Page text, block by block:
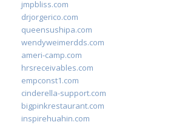
jmpbliss.com
drjorgerico.com
queensushipa.com
wendyweimerdds.com
ameri-camp.com
hrsreceivables.com
empconst1.com
cinderella-support.com
bigpinkrestaurant.com
inspirehuahin.com